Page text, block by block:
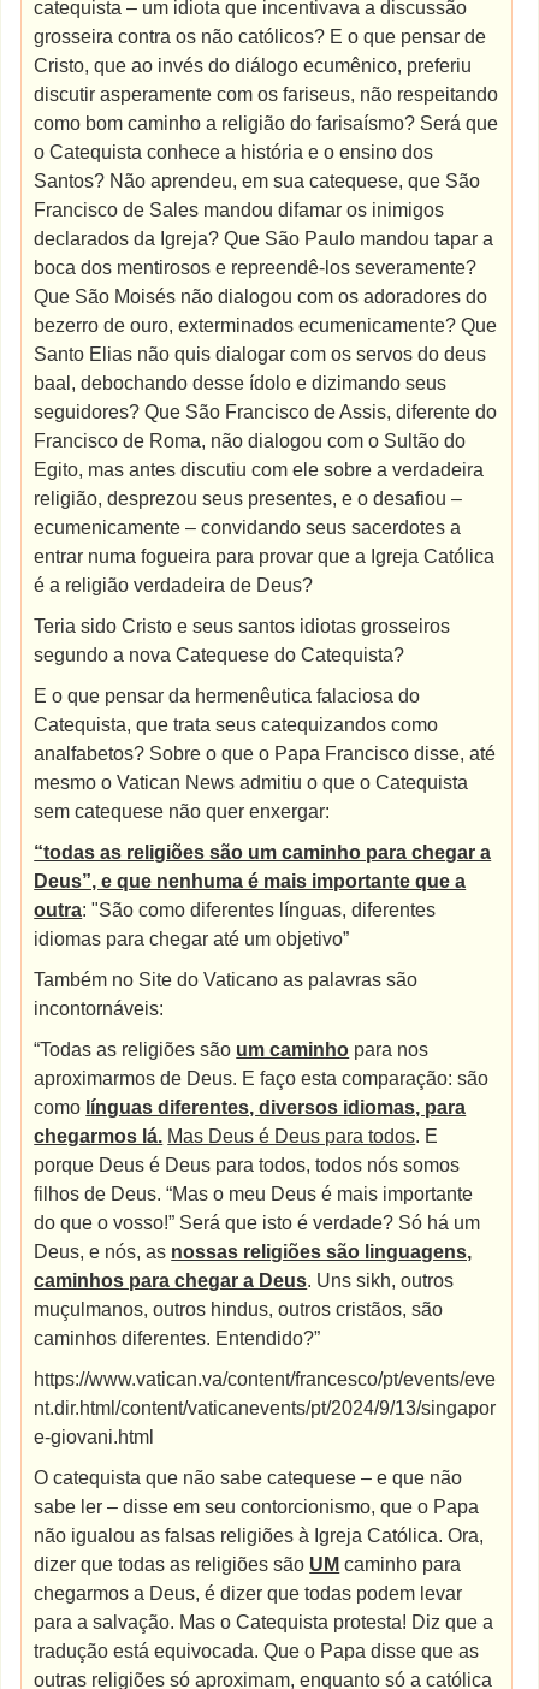
catequista – um idiota que incentivava a discussão
grosseira contra os não católicos? E o que pensar de
Cristo, que ao invés do diálogo ecumênico, preferiu
discutir asperamente com os fariseus, não respeitando
como bom caminho a religião do farisaísmo? Será que
o Catequista conhece a história e o ensino dos
Santos? Não aprendeu, em sua catequese, que São
Francisco de Sales mandou difamar os inimigos
declarados da Igreja? Que São Paulo mandou tapar a
boca dos mentirosos e repreendê-los severamente?
Que São Moisés não dialogou com os adoradores do
bezerro de ouro, exterminados ecumenicamente? Que
Santo Elias não quis dialogar com os servos do deus
baal, debochando desse ídolo e dizimando seus
seguidores? Que São Francisco de Assis, diferente do
Francisco de Roma, não dialogou com o Sultão do
Egito, mas antes discutiu com ele sobre a verdadeira
religião, desprezou seus presentes, e o desafiou –
ecumenicamente – convidando seus sacerdotes a
entrar numa fogueira para provar que a Igreja Católica
é a religião verdadeira de Deus?
Teria sido Cristo e seus santos idiotas grosseiros
segundo a nova Catequese do Catequista?
E o que pensar da hermenêutica falaciosa do
Catequista, que trata seus catequizandos como
analfabetos? Sobre o que o Papa Francisco disse, até
mesmo o Vatican News admitiu o que o Catequista
sem catequese não quer enxergar:
“todas as religiões são um caminho para chegar a
Deus”, e que nenhuma é mais importante que a
outra: "São como diferentes línguas, diferentes
idiomas para chegar até um objetivo”
Também no Site do Vaticano as palavras são
incontornáveis:
“Todas as religiões são um caminho para nos
aproximarmos de Deus. E faço esta comparação: são
como línguas diferentes, diversos idiomas, para
chegarmos lá. Mas Deus é Deus para todos. E
porque Deus é Deus para todos, todos nós somos
filhos de Deus. “Mas o meu Deus é mais importante
do que o vosso!” Será que isto é verdade? Só há um
Deus, e nós, as nossas religiões são linguagens,
caminhos para chegar a Deus. Uns sikh, outros
muçulmanos, outros hindus, outros cristãos, são
caminhos diferentes. Entendido?”
https://www.vatican.va/content/francesco/pt/events/eve
nt.dir.html/content/vaticanevents/pt/2024/9/13/singapor
e-giovani.html
O catequista que não sabe catequese – e que não
sabe ler – disse em seu contorcionismo, que o Papa
não igualou as falsas religiões à Igreja Católica. Ora,
dizer que todas as religiões são UM caminho para
chegarmos a Deus, é dizer que todas podem levar
para a salvação. Mas o Catequista protesta! Diz que a
tradução está equivocada. Que o Papa disse que as
outras religiões só aproximam, enquanto só a católica